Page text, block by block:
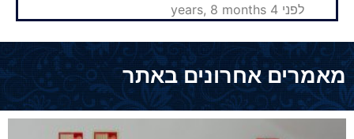
לפני 4 years, 8 months
מאמרים אחרונים באתר